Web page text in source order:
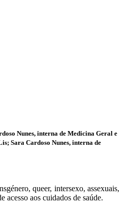
Nunes, interna de Medicina Geral e
Sara Cardoso Nunes, interna de
queer, intersexo, assexuais,
acesso aos cuidados de saúde.